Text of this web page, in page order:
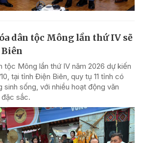
dân tộc Mông lần thứ IV sẽ
tộc Mông lần thứ IV năm 2026 dự kiến
tại tỉnh Điện Biên, quy tụ 11 tỉnh có
sống, với nhiều hoạt động văn
sắc.